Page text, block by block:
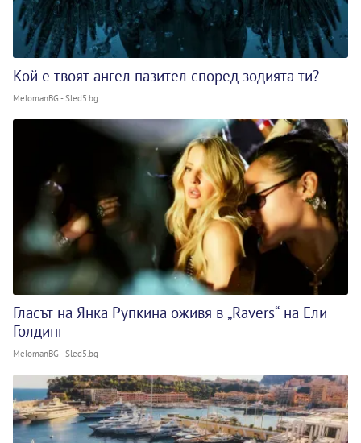
Кой е твоят ангел пазител според зодията ти?
MelomanBG - Sled5.bg
Гласът на Янка Рупкина оживя в „Ravers“ на Ели
Голдинг
MelomanBG - Sled5.bg